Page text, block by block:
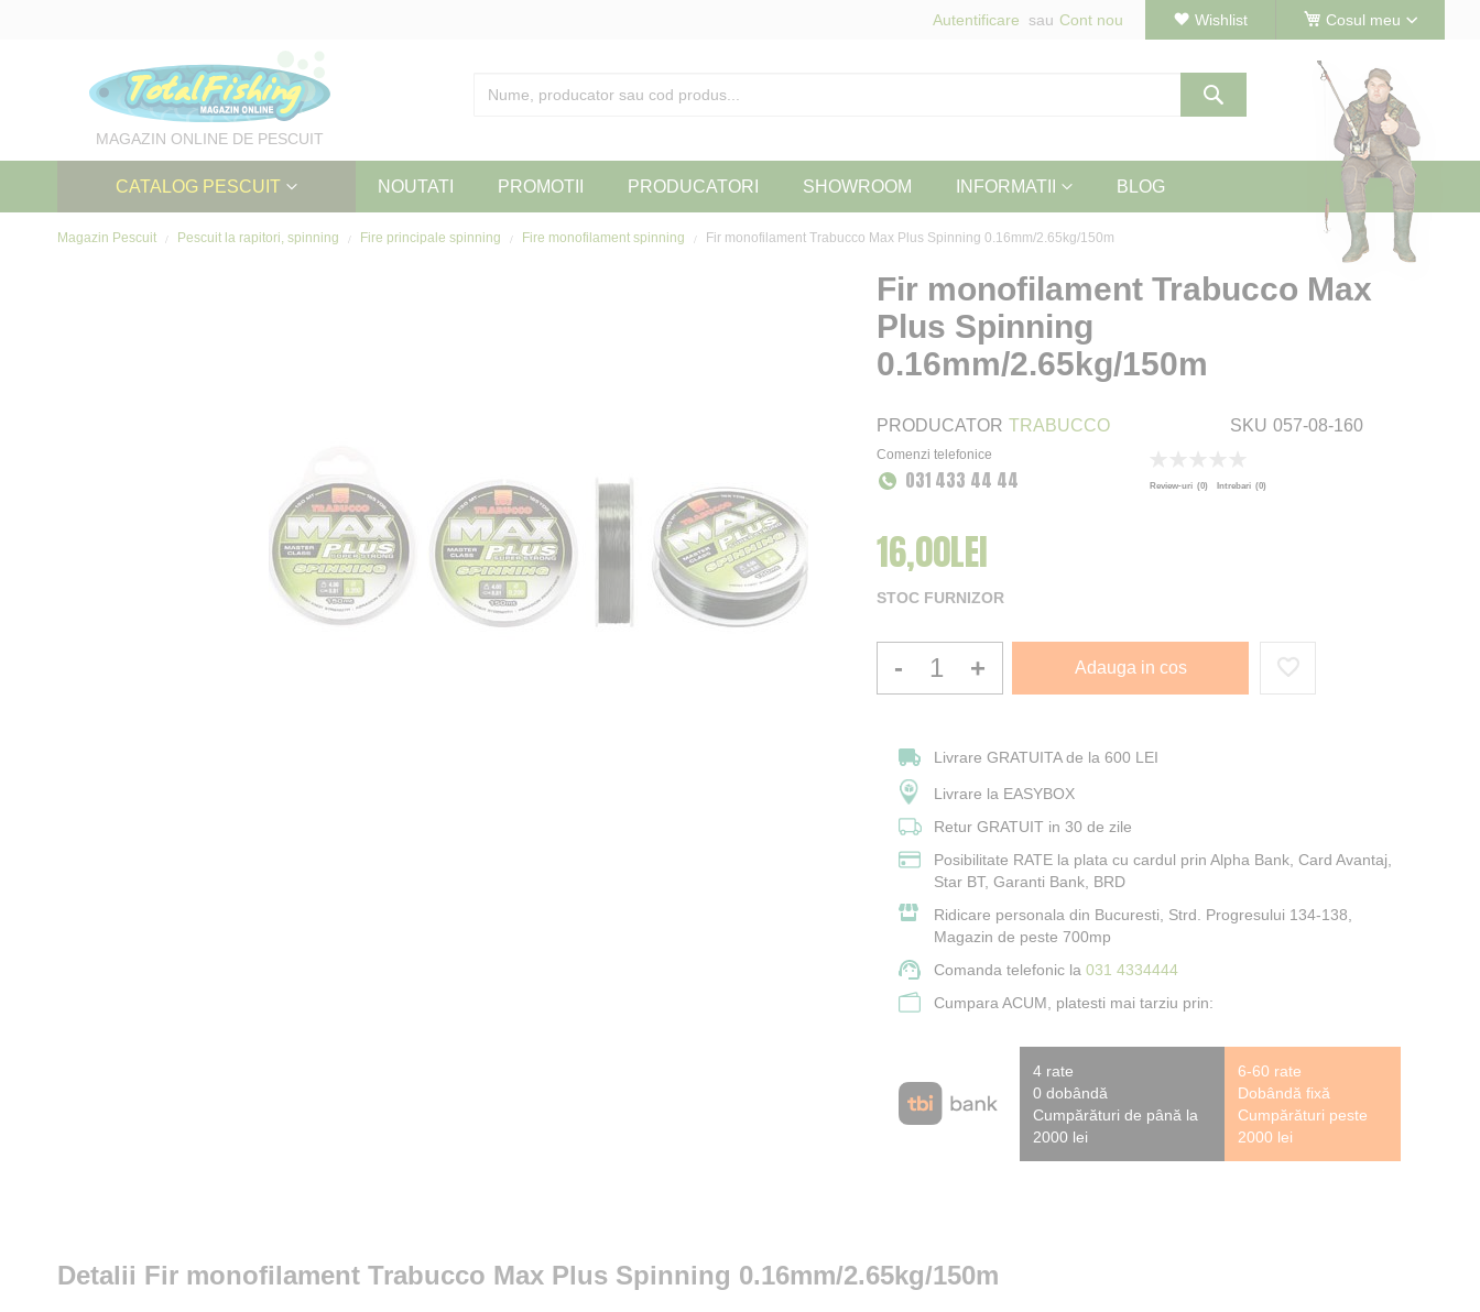
Cosul meu
Wishlist
Autentificare Cont nou
MAGAZIN ONLINE DE PESCUIT
CATALOG PESCUIT NOUTATI PROMOTII PRODUCATORI SHOWROOM INFORMATII BLOG
Magazin Pescuit Pescuit la rapitori, spinning Fire principale spinning Fire monofilament spinning Fir monofilament Trabucco Max Plus Spinning 0.16mm/2.65kg/150m
Fir monofilament Trabucco Max
Plus Spinning
0.16mm/2.65kg/150m
PRODUCATOR TRABUCCO SKU 057-08-160
Comenzi telefonice
031 433 44 44 Review-uri (0) Intrebari (0)
16,00LEI
STOC FURNIZOR
- + Adauga in cos
Livrare GRATUITA de la 600 LEI
Livrare la EASYBOX
Retur GRATUIT in 30 de zile
Posibilitate RATE la plata cu cardul prin Alpha Bank, Card Avantaj,
Star BT, Garanti Bank, BRD
Ridicare personala din Bucuresti, Strd. Progresului 134-138,
Magazin de peste 700mp
Comanda telefonic la 031 4334444
Cumpara ACUM, platesti mai tarziu prin:
4 rate
0 dobândă
Cumpărături de până la
2000 lei
6-60 rate
Dobândă fixă
Cumpărături peste
2000 lei
Detalii Fir monofilament Trabucco Max Plus Spinning 0.16mm/2.65kg/150m